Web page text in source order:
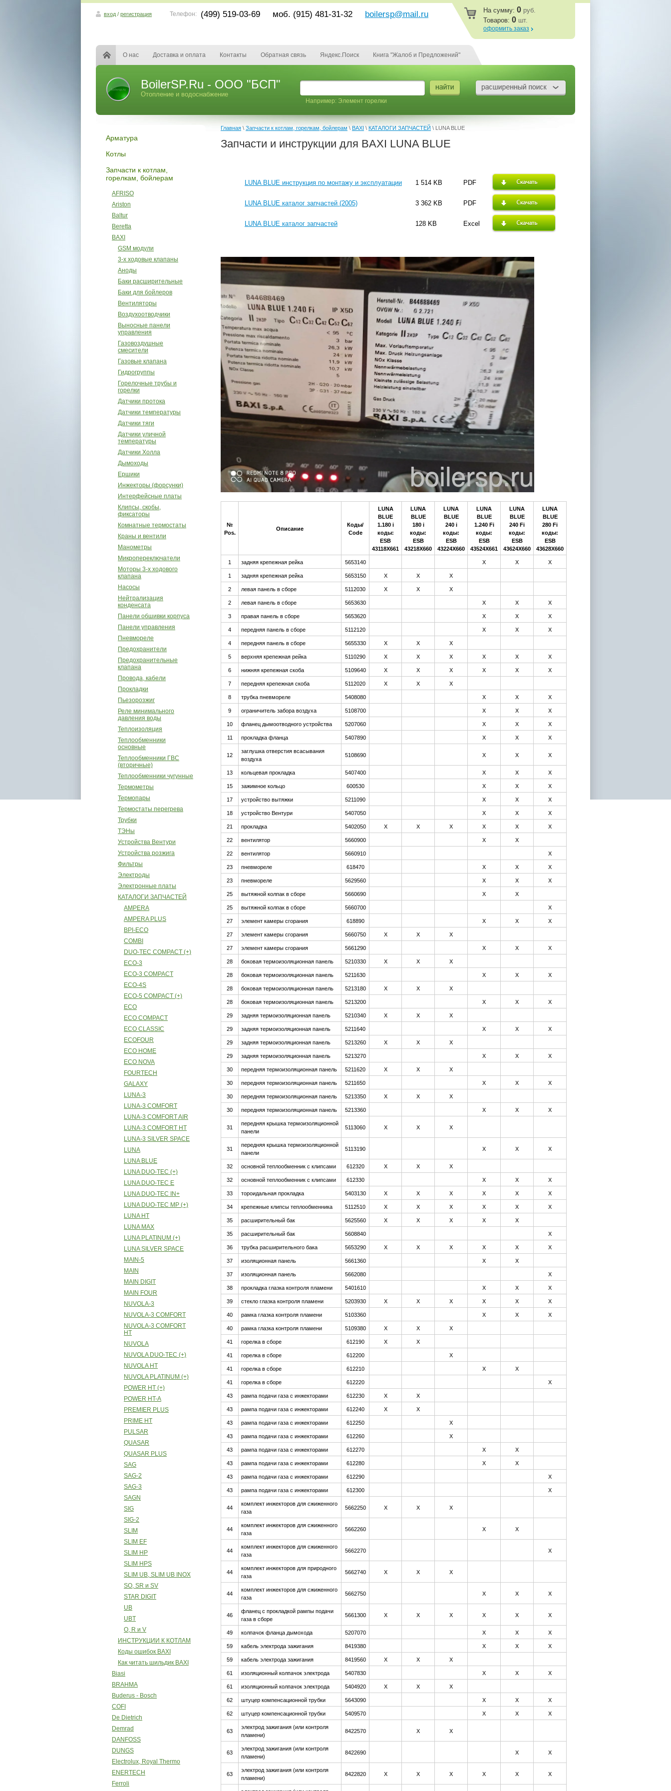
вход / регистрация Телефон: (499) 519-03-69 моб. (915) 481-31-32 boilersp@mail.ru На сумму: 0 руб.
Товаров: 0 шт.
оформить заказ
О нас Доставка и оплата Контакты Обратная связь Яндекс.Поиск Книга "Жалоб и Предложений"
BoilerSP.Ru - ООО "БСП"
Отопление и водоснабжение
Например: Элемент горелки
Арматура
Котлы
Запчасти к котлам,
горелкам, бойлерам
AFRISO
Ariston
Baltur
Beretta
BAXI
GSM модули
3-х ходовые клапаны
Аноды
Баки расширительные
Баки для бойлеров
Вентиляторы
Воздухоотводчики
Выносные панели
управления
Газовоздушные
смесители
Газовые клапана
Гидрогруппы
Горелочные трубы и
горелки
Датчики протока
Датчики температуры
Датчики тяги
Датчики уличной
температуры
Датчики Холла
Дымоходы
Ершики
Инжекторы (форсунки)
Интерфейсные платы
Клипсы, скобы,
фиксаторы
Комнатные термостаты
Краны и вентили
Манометры
Микропереключатели
Моторы 3-х ходового
клапана
Насосы
Нейтрализация
конденсата
Панели обшивки корпуса
Панели управления
Пневмореле
Предохранители
Предохранительные
клапана
Провода, кабели
Прокладки
Пьезорозжиг
Реле минимального
давления воды
Теплоизоляция
Теплообменники
основные
Теплообменники ГВС
(вторичные)
Теплообменники чугунные
Термометры
Термопары
Термостаты перегрева
Трубки
ТЭНы
Устройства Вентури
Устройства розжига
Фильтры
Электроды
Электронные платы
КАТАЛОГИ ЗАПЧАСТЕЙ
AMPERA
AMPERA PLUS
BPI-ECO
COMBI
DUO-TEC COMPACT (+)
ECO-3
ECO-3 COMPACT
ECO-4S
ECO-5 COMPACT (+)
ECO
ECO COMPACT
ECO CLASSIC
ECOFOUR
ECO HOME
ECO NOVA
FOURTECH
GALAXY
LUNA-3
LUNA-3 COMFORT
LUNA-3 COMFORT AIR
LUNA-3 COMFORT HT
LUNA-3 SILVER SPACE
LUNA
LUNA BLUE
LUNA DUO-TEC (+)
LUNA DUO-TEC E
LUNA DUO-TEC IN+
LUNA DUO-TEC MP (+)
LUNA HT
LUNA MAX
LUNA PLATINUM (+)
LUNA SILVER SPACE
MAIN-5
MAIN
MAIN DIGIT
MAIN FOUR
NUVOLA-3
NUVOLA-3 COMFORT
NUVOLA-3 COMFORT
HT
NUVOLA
NUVOLA DUO-TEC (+)
NUVOLA HT
NUVOLA PLATINUM (+)
POWER HT (+)
POWER HT-A
PREMIER PLUS
PRIME HT
PULSAR
QUASAR
QUASAR PLUS
SAG
SAG-2
SAG-3
SAGN
SIG
SIG-2
SLIM
SLIM EF
SLIM HP
SLIM HPS
SLIM UB, SLIM UB INOX
SO, SR и SV
STAR DIGIT
UB
UBT
O, R и V
ИНСТРУКЦИИ К КОТЛАМ
Коды ошибок BAXI
Как читать шильдик BAXI
Biasi
BRAHMA
Buderus - Bosch
COFI
De Dietrich
Demrad
DANFOSS
DUNGS
Electrolux, Royal Thermo
ENERTECH
Ferroli
Главная \ Запчасти к котлам, горелкам, бойлерам \ BAXI \ КАТАЛОГИ ЗАПЧАСТЕЙ \ LUNA BLUE
Запчасти и инструкции для BAXI LUNA BLUE
LUNA BLUE инструкция по монтажу и эксплуатации 1 514 KB PDF
LUNA BLUE каталог запчастей (2005) 3 362 KB PDF
LUNA BLUE каталог запчастей 128 KB Excel
№
Pos.
Описание
Коды/
Code
LUNA
BLUE
1.180 i
коды:
ESB
43118X661
LUNA
BLUE
180 i
коды:
ESB
43218X660
LUNA
BLUE
240 i
коды:
ESB
43224X660
LUNA
BLUE
1.240 Fi
коды:
ESB
43524X661
LUNA
BLUE
240 Fi
коды:
ESB
43624X660
LUNA
BLUE
280 Fi
коды:
ESB
43628X660
1 задняя крепежная рейка 5653140 Х Х Х
1 задняя крепежная рейка 5653150 Х Х Х
2 левая панель в сборе 5112030 Х Х Х
2 левая панель в сборе 5653630 Х Х Х
3 правая панель в сборе 5653620 Х Х Х
4 передняя панель в сборе 5112120 Х Х Х
4 передняя панель в сборе 5655330 Х Х Х
5 верхняя крепежная рейка 5110290 Х Х Х Х Х Х
6 нижняя крепежная скоба 5109640 Х Х Х Х Х Х
7 передняя крепежная скоба 5112020 Х Х Х
8 трубка пневмореле 5408080 Х Х Х
9 ограничитель забора воздуха 5108700 Х Х Х
10 фланец дымоотводного устройства 5207060 Х Х Х
11 прокладка фланца 5407890 Х Х Х
12
заглушка отверстия всасывания
воздуха
5108690 Х Х Х
13 кольцевая прокладка 5407400 Х Х Х
15 зажимное кольцо 600530 Х Х Х
17 устройство вытяжки 5211090 Х Х Х
18 устройство Вентури 5407050 Х Х Х
21 прокладка 5402050 Х Х Х Х Х Х
22 вентилятор 5660900 Х Х
22 вентилятор 5660910 Х
23 пневмореле 618470 Х Х Х
23 пневмореле 5629560 Х Х Х
25 вытяжной колпак в сборе 5660690 Х Х
25 вытяжной колпак в сборе 5660700 Х
27 элемент камеры сгорания 618890 Х Х Х
27 элемент камеры сгорания 5660750 Х Х Х
27 элемент камеры сгорания 5661290 Х Х Х
28 боковая термоизоляционная панель 5210330 Х Х Х
28 боковая термоизоляционная панель 5211630 Х Х Х
28 боковая термоизоляционная панель 5213180 Х Х Х
28 боковая термоизоляционная панель 5213200 Х Х Х
29 задняя термоизоляционная панель 5210340 Х Х Х
29 задняя термоизоляционная панель 5211640 Х Х Х
29 задняя термоизоляционная панель 5213260 Х Х Х
29 задняя термоизоляционная панель 5213270 Х Х Х
30 передняя термоизоляционная панель 5211620 Х Х Х
30 передняя термоизоляционная панель 5211650 Х Х Х
30 передняя термоизоляционная панель 5213350 Х Х Х
30 передняя термоизоляционная панель 5213360 Х Х Х
31
передняя крышка термоизоляционной
панели
5113060 Х Х Х
31
передняя крышка термоизоляционной
панели
5113190 Х Х Х
32 основной теплообменник с клипсами 612320 Х Х Х
32 основной теплообменник с клипсами 612330 Х Х Х
33 тороидальная прокладка 5403130 Х Х Х Х Х Х
34 крепежные клипсы теплообменника 5112510 Х Х Х Х Х Х
35 расширительный бак 5625560 Х Х Х Х Х
35 расширительный бак 5608840 Х
36 трубка расширительного бака 5653290 Х Х Х Х Х Х
37 изоляционная панель 5661360 Х Х
37 изоляционная панель 5662080 Х
38 прокладка глазка контроля пламени 5401610 Х Х Х
39 стекло глазка контроля пламени 5203930 Х Х Х Х Х Х
40 рамка глазка контроля пламени 5103360 Х Х Х
40 рамка глазка контроля пламени 5109380 Х Х Х
41 горелка в сборе 612190 Х Х
41 горелка в сборе 612200 Х
41 горелка в сборе 612210 Х Х
41 горелка в сборе 612220 Х
43 рампа подачи газа с инжекторами 612230 Х Х
43 рампа подачи газа с инжекторами 612240 Х Х
43 рампа подачи газа с инжекторами 612250 Х
43 рампа подачи газа с инжекторами 612260 Х
43 рампа подачи газа с инжекторами 612270 Х Х
43 рампа подачи газа с инжекторами 612280 Х Х
43 рампа подачи газа с инжекторами 612290 Х
43 рампа подачи газа с инжекторами 612300 Х
44
комплект инжекторов для сжиженного
газа
5662250 Х Х Х
44
комплект инжекторов для сжиженного
газа
5662260 Х Х
44
комплект инжекторов для сжиженного
газа
5662270 Х
44
комплект инжекторов для природного
газа
5662740 Х Х Х
44
комплект инжекторов для сжиженного
газа
5662750 Х Х Х
46
фланец с прокладкой рампы подачи
газа в сборе
5661300 Х Х Х Х Х Х
49 колпачок фланца дымохода 5207070 Х Х Х
59 кабель электрода зажигания 8419380 Х Х Х
59 кабель электрода зажигания 8419560 Х Х Х
61 изоляционный колпачок электрода 5407830 Х Х Х
61 изоляционный колпачок электрода 5404920 Х Х Х
62 штуцер компенсационной трубки 5643090 Х Х Х
62 штуцер компенсационной трубки 5409570 Х Х Х
63
электрод зажигания (или контроля
пламени)
8422570 Х Х
63
электрод зажигания (или контроля
пламени)
8422690 Х Х
63
электрод зажигания (или контроля
пламени)
8422820 Х Х Х Х Х Х